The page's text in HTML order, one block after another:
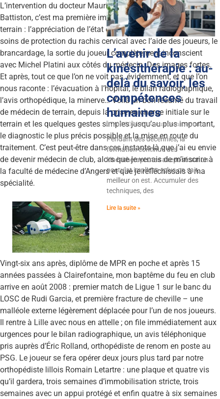
L’intervention du docteur Maurice Vrillac auprès de Patrick
Battiston, c’est ma première image marquante du médecin de
terrain : l’appréciation de l’état de santé du joueur, les premiers
soins de protection du rachis cervical avec l’aide des joueurs, le
brancardage, la sortie du joueur complètement inconscient
avec Michel Platini aux côtés du médecin. Des images fortes.
Et après, tout ce que l’on ne voit pas, évidemment, et que l’on
nous raconte : l’évacuation à l’hôpital, le bilan radiographique,
l’avis orthopédique, la minerve… Voilà un bon résumé du travail
de médecin de terrain, depuis la prise en charge initiale sur le
terrain et les quelques gestes simples jusqu’au plus important,
le diagnostic le plus précis possible et la mise en route du
traitement. C’est peut-être dans ces instants-là que j’ai eu envie
de devenir médecin de club, alors que je venais de m’inscrire à
la faculté de médecine d’Angers et que je réfléchissais à ma
spécialité.
Vingt-six ans après, diplôme de MPR en poche et après 15
années passées à Clairefontaine, mon baptême du feu en club
arrive en août 2008 : premier match de Ligue 1 sur le banc du
LOSC de Rudi Garcia, et première fracture de cheville – une
malléole externe légèrement déplacée pour l’un de nos joueurs.
Il rentre à Lille avec nous en attelle ; on file immédiatement aux
urgences pour le bilan radiographique, un avis téléphonique
pris auprès d’Éric Rolland, orthopédiste de renom en poste au
PSG. Le joueur se fera opérer deux jours plus tard par notre
orthopédiste lillois Romain Letartre : une plaque et quatre vis
qu’il gardera, trois semaines d’immobilisation stricte, trois
semaines avec un appui protégé et enfin quatre à six semaines
L’avenir de la
kinésithérapie : au-
delà du savoir, les
compétences
humaines
07/05/2026
Aucun commentaire
Pendant des décennies, la
formation continue des
kinésithérapeutes a reposé sur un
postulat implicite : plus on sait,
meilleur on est. Accumuler des
techniques, des
Lire la suite »